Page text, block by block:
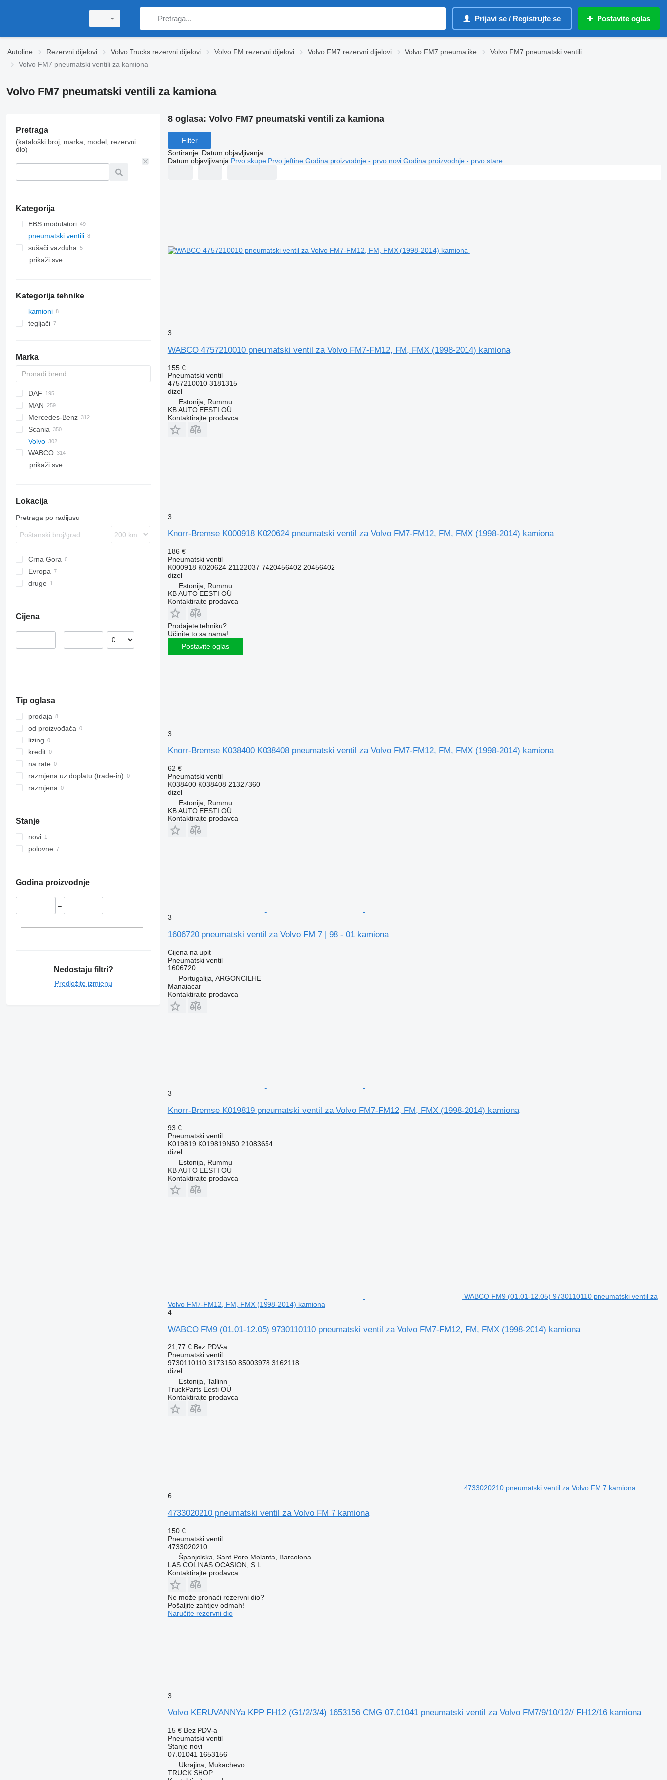
Prijavi se / Registrujte se Postavite oglas
Autoline Rezervni dijelovi Volvo Trucks rezervni dijelovi Volvo FM rezervni dijelovi Volvo FM7 rezervni dijelovi Volvo FM7 pneumatikе
Volvo FM7 pneumatski ventili
Volvo FM7 pneumatski ventili za kamiona
Volvo FM7 pneumatski ventili za kamiona
Pretraga
(kataloški broj, marka, model, rezervni
dio)
Kategorija
EBS modulatori
pneumatski ventili
sušači vazduha
prikaži sve
Kategorija tehnike
kamioni
tegljači
Marka
DAF
CF
LF
XF
F-MAX
EuroCargo
EuroStar
Eurorider
Eurotech
Eurotrakker
S-Way
MAN
A-series
F90
L2000
LE
Lion's series
TGM
TGX
Mercedes-Benz
A-Class
Actros
Antos
Arocs
Econic
MB
Canter
Magnum
Mascott
Midliner
Midlum
Scania
R-series
S-series
LT
Volvo
A-series
B-series
FH16
FH 500
FL
FL7
FL10
FM7
FM12
FMX
G-series
N10
VNL
WABCO
prikaži sve
Lokacija
Pretraga po radijusu
Crna Gora
Evropa
Estonija
druge
Cijena
–
Tip oglasa
prodaja
od proizvođača
lizing
kredit
na rate
razmjena uz doplatu (trade-in)
razmjena
Stanje
novi
polovne
Godina proizvodnje
–
Nedostaju filtri?
Predložite izmjenu
8 oglasa: Volvo FM7 pneumatski ventili za kamiona
Filter
Sortiranje: Datum objavljivanja
Datum objavljivanja Prvo skupe Prvo jeftine Godina proizvodnje - prvo novi Godina proizvodnje - prvo stare
3
WABCO 4757210010 pneumatski ventil za Volvo FM7-FM12, FM, FMX (1998-2014) kamiona
155 €
Pneumatski ventil
4757210010 3181315
dizel
Estonija, Rummu
KB AUTO EESTI OÜ
Kontaktirajte prodavca
3
Knorr-Bremse K000918 K020624 pneumatski ventil za Volvo FM7-FM12, FM, FMX (1998-2014) kamiona
186 €
Pneumatski ventil
K000918 K020624 21122037 7420456402 20456402
dizel
Estonija, Rummu
KB AUTO EESTI OÜ
Kontaktirajte prodavca
Prodajete tehniku?
Učinite to sa nama!
Postavite oglas
3
Knorr-Bremse K038400 K038408 pneumatski ventil za Volvo FM7-FM12, FM, FMX (1998-2014) kamiona
62 €
Pneumatski ventil
K038400 K038408 21327360
dizel
Estonija, Rummu
KB AUTO EESTI OÜ
Kontaktirajte prodavca
3
1606720 pneumatski ventil za Volvo FM 7 | 98 - 01 kamiona
Cijena na upit
Pneumatski ventil
1606720
Portugalija, ARGONCILHE
Manaiacar
Kontaktirajte prodavca
3
Knorr-Bremse K019819 pneumatski ventil za Volvo FM7-FM12, FM, FMX (1998-2014) kamiona
93 €
Pneumatski ventil
K019819 K019819N50 21083654
dizel
Estonija, Rummu
KB AUTO EESTI OÜ
Kontaktirajte prodavca
WABCO FM9 (01.01-12.05) 9730110110 pneumatski ventil za
Volvo FM7-FM12, FM, FMX (1998-2014) kamiona
4
WABCO FM9 (01.01-12.05) 9730110110 pneumatski ventil za Volvo FM7-FM12, FM, FMX (1998-2014) kamiona
21,77 € Bez PDV-a
Pneumatski ventil
9730110110 3173150 85003978 3162118
dizel
Estonija, Tallinn
TruckParts Eesti OÜ
Kontaktirajte prodavca
4733020210 pneumatski ventil za Volvo FM 7 kamiona
6
4733020210 pneumatski ventil za Volvo FM 7 kamiona
150 €
Pneumatski ventil
4733020210
Španjolska, Sant Pere Molanta, Barcelona
LAS COLINAS OCASION, S.L.
Kontaktirajte prodavca
Ne može pronaći rezervni dio?
Pošaljite zahtjev odmah!
Naručite rezervni dio
3
Volvo KERUVANNYa KPP FH12 (G1/2/3/4) 1653156 CMG 07.01041 pneumatski ventil za Volvo FM7/9/10/12// FH12/16 kamiona
15 € Bez PDV-a
Pneumatski ventil
Stanjenovi
07.01041 1653156
Ukrajina, Mukachevo
TRUCK SHOP